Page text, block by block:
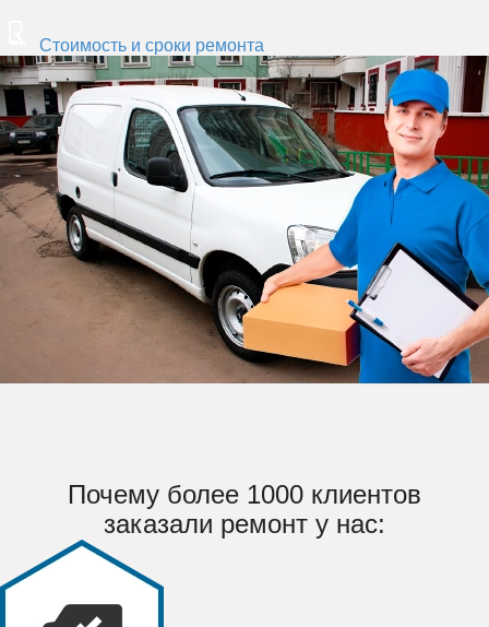
Стоимость и сроки ремонта
Почему более 1000 клиентов
заказали ремонт у нас: